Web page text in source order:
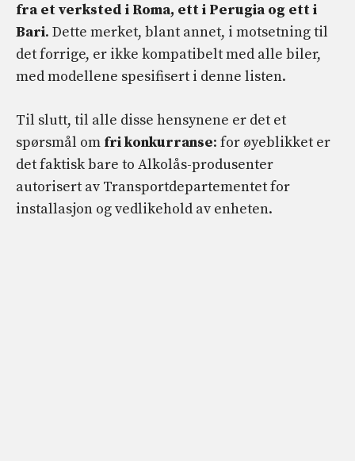
fra et verksted i Roma, ett i Perugia og ett i
Bari. Dette merket, blant annet, i motsetning til
det forrige, er ikke kompatibelt med alle biler,
med modellene spesifisert i denne listen.
Til slutt, til alle disse hensynene er det et
spørsmål om fri konkurranse: for øyeblikket er
det faktisk bare to Alkolås-produsenter
autorisert av Transportdepartementet for
installasjon og vedlikehold av enheten.